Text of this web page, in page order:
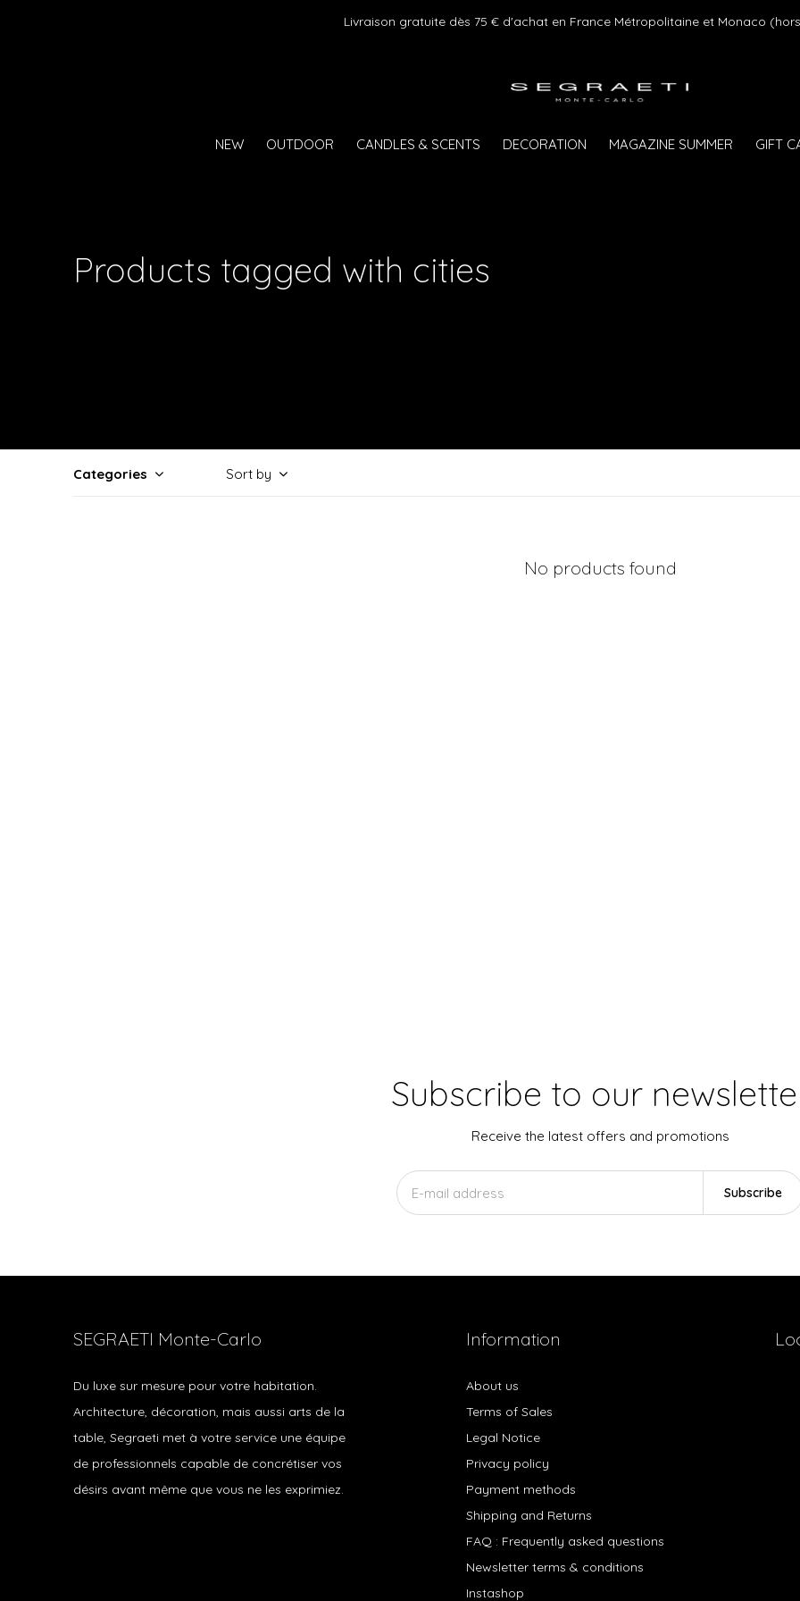
NEW OUTDOOR CANDLES & SCENTS DECORATION MAGAZINE SUMMER GIFT
Livraison gratuite dès 75 € d'achat en France Métropolitaine et Monaco
Products tagged with cities
Categories Sort by
No products found
Subscribe to our
Receive the latest offers and promotions
Subscribe
SEGRAETI Monte-Carlo
Du luxe sur mesure pour votre habitation.
Architecture, décoration, mais aussi arts de la
table, Segraeti met à votre service une équipe
de professionnels capable de concrétiser vos
désirs avant même que vous ne les exprimiez.
Information
About us
Terms of Sales
Legal Notice
Privacy policy
Payment methods
Shipping and Returns
FAQ : Frequently asked questions
Newsletter terms & conditions
Instashop